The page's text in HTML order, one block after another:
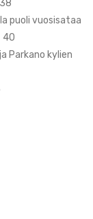
puoli vuosisataa
40
Parkano kylien